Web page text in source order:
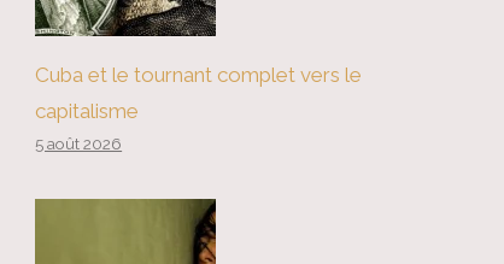
Cuba et le tournant complet vers le
capitalisme
5 août 2026